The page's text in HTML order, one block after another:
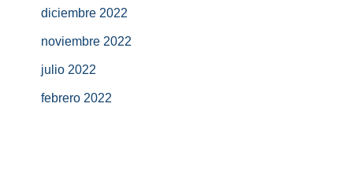
diciembre 2022
noviembre 2022
julio 2022
febrero 2022